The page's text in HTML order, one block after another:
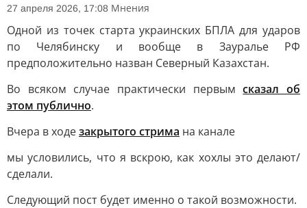
27 апреля 2026, 17:08 Мнения
Одной из точек старта украинских БПЛА для ударов
по Челябинску и вообще в Зауралье РФ
предположительно назван Северный Казахстан.
Во всяком случае практически первымсказал об
этом публично.
Вчера в ходезакрытого стрима на канале
мы условились, что я вскрою, как хохлы это делают/
сделали.
Следующий пост будет именно о такой возможности.